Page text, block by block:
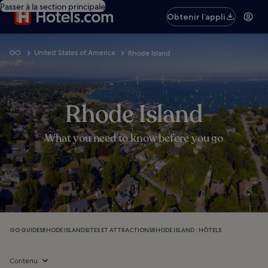
Passer à la section principale
Obtenir l’appli
GO United States of America Rhode Island
Rhode Island
What you need to know before you go
GO GUIDESRHODE ISLANDSITES ET ATTRACTIONSRHODE ISLAND : HÔTELS
Contenu